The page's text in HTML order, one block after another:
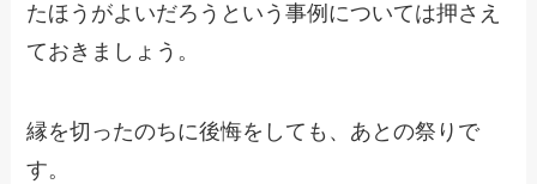
たほうがよいだろうという事例については押さえ
ておきましょう。
縁を切ったのちに後悔をしても、あとの祭りで
す。